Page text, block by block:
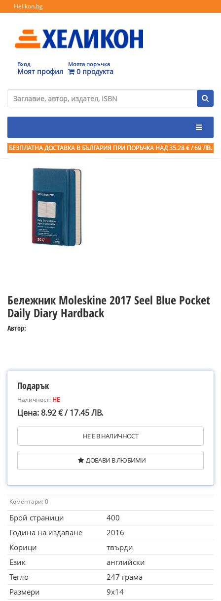
Helikon.bg
Вход
Моят профил
Моята поръчка
0 продукта
БЕЗПЛАТНА ДОСТАВКА В БЪЛГАРИЯ ПРИ ПОРЪЧКА НАД 35.28 € / 69 ЛВ.
Бележник Moleskine 2017 Seel Blue Pocket
Daily Diary Hardback
Автор:
Подарък
Наличност: НЕ
Цена: 8.92 € / 17.45 ЛВ.
НЕ Е В НАЛИЧНОСТ
ДОБАВИ В ЛЮБИМИ
Коментари: 0
Брой страници
400
Година на издаване
2016
Корици
твърди
Език
английски
Тегло
247 грама
Размери
9x14